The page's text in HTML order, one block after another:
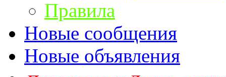
Правила
Новые сообщения
Новые объявления